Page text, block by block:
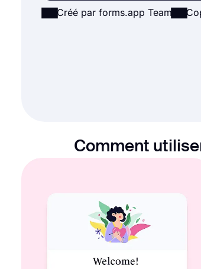
Créé par forms.app Team
Comment